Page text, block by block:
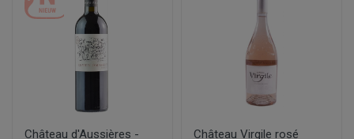
Château d'Aussières -
Château Virgile rosé